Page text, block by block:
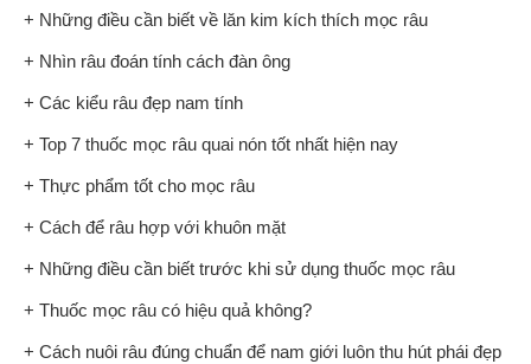
+ Những điều cần biết về lăn kim kích thích mọc râu
+ Nhìn râu đoán tính cách đàn ông
+ Các kiểu râu đẹp nam tính
+ Top 7 thuốc mọc râu quai nón tốt nhất hiện nay
+ Thực phẩm tốt cho mọc râu
+ Cách để râu hợp với khuôn mặt
+ Những điều cần biết trước khi sử dụng thuốc mọc râu
+ Thuốc mọc râu có hiệu quả không?
+ Cách nuôi râu đúng chuẩn để nam giới luôn thu hút phái đẹp